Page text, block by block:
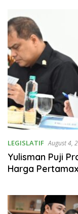
LEGISLATIF August 4,
Yulisman Puji
Harga